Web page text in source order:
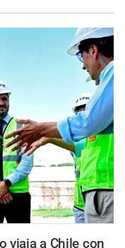
viaja a Chile con